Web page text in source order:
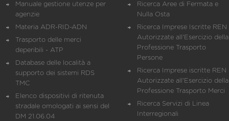
Manuale gestione utenze per
agenzie
Materia ADR-RID-ADN
Trasporto delle merci
deperibili - ATP
Database delle località a
supporto dei sistemi RDS
TMC
Elenco dispositivi di ritenuta
stradale omologati ai sensi del
DM 21.06.04
Ricerca Aree di Fermata e
Nulla Osta
Ricerca Imprese Iscritte REN
Autorizzate all'Esercizio della
Professione Trasporto
Persone
Ricerca Imprese iscritte REN
Autorizzate all'Esercizio della
Professione Trasporto Merci
Ricerca Servizi di Linea
Interregionali